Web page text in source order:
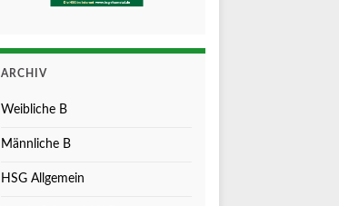
ARCHIV
Weibliche B
Männliche B
HSG Allgemein